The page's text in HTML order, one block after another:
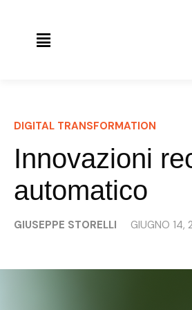
DIGITAL TRANSFORMATION
Innovazioni
automatico
GIUSEPPE STORELLI GIUGNO 14,